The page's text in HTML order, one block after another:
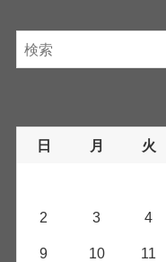
日 月 火
2 3 4
9 10 11